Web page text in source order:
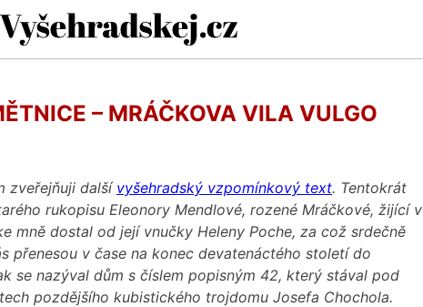
Vyšehradskej.cz
– MRÁČKOVA VILA VULGO
zveřejňuji další vyšehradský vzpomínkový text. Tentokrát
rukopisu Eleonory Mendlové, rozené Mráčkové, žijící v
mně dostal od její vnučky Heleny Poche, za což srdečně
přenesou v čase na konec devatenáctého století do
se nazýval dům s číslem popisným 42, který stával pod
pozdějšího kubistického trojdomu Josefa Chochola.